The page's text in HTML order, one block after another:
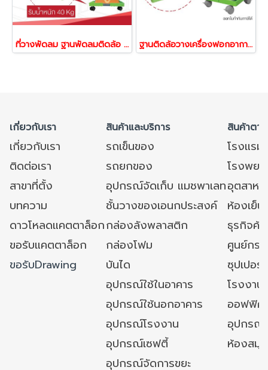
ที่วางพัดลม ฐานพัดลมติดล้อ ฐานติดล้อสำหรับวางพัดลม พร้อมติดล้อมีเบรก Happy Move 54578 ฐานติดล้อวางเครื่องฟอกอากาศ ไม่ทำให้พื้นเป็นรอย ล้อล็อกได้ Xiaomi roller 54561
เกี่ยวกับเรา สินค้าและบริการ สินค้าตา
เกี่ยวกับเรา รถเข็นของ
โรงแร
ติดต่อเรา
รถยกของ
โรงพย
สาขาที่ตั้ง
อุปกรณ์จัดเก็บ แมชพาเลทอุตสาหก
บทความ
ชั้นวางของเอนกประสงค์
ห้องเย็
ดาวโหลดแคตตาล็อกกล่องลังพลาสติก
ธุรกิจค้
ขอรับแคตตาล็อก
กล่องโฟม
ศูนย์กร
ขอรับDrawing
บันได
ซุปเปอ
อุปกรณ์ใช้ในอาคาร
โรงงา
อุปกรณ์ใช้นอกอาคาร
ออฟฟิศ/
อุปกรณ์โรงงาน
อุปกรณ์
อุปกรณ์เซฟตี้
ห้องสมุ
อุปกรณ์จัดการขยะ